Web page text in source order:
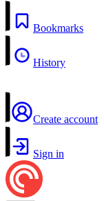
Bookmarks
History
Create account
Sign in